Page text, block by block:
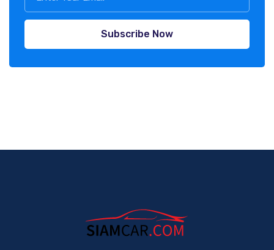
Subscribe Now